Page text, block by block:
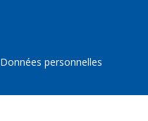
Données personnelles